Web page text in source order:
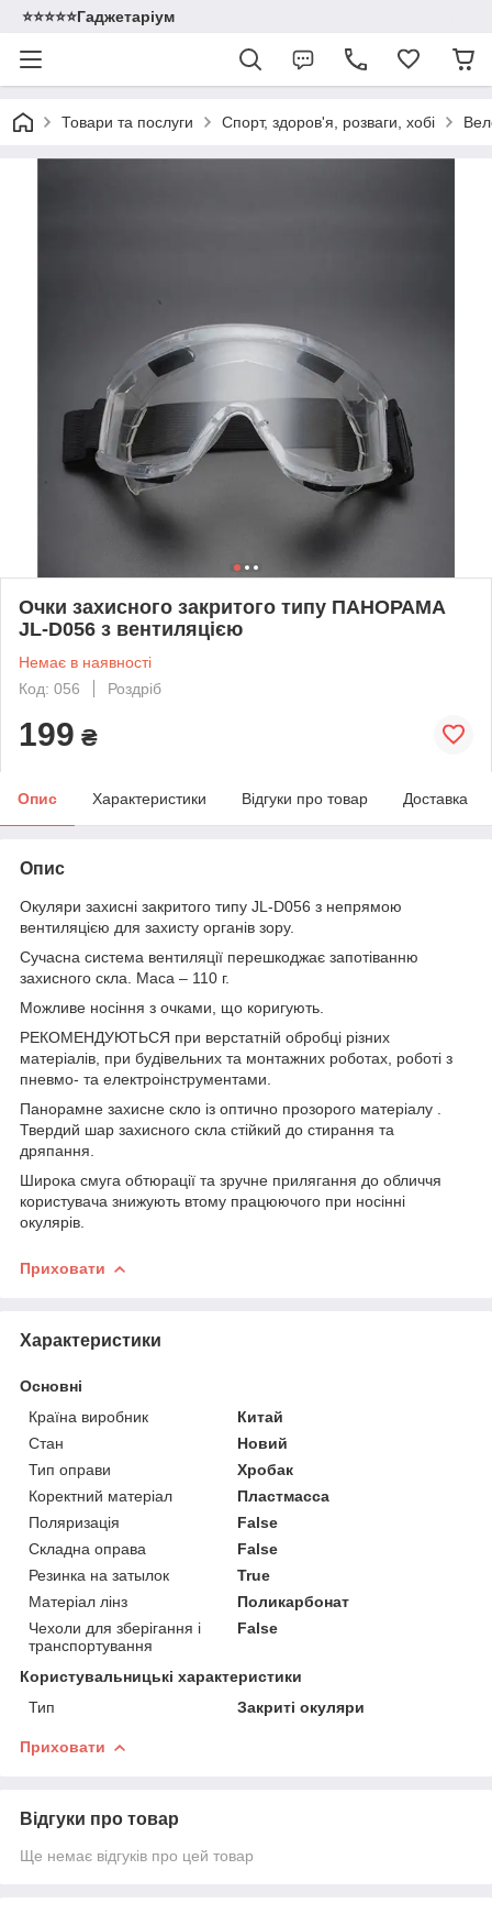
⭐️⭐️⭐️⭐️⭐️Гаджетаріум
Товари та послуги Спорт, здоров'я, розваги, хобі
Очки захисного закритого типу ПАНОРАМА
JL-D056 з вентиляцією
Немає в наявності
Код: 056
Роздріб
199 ₴
Опис Характеристики Відгуки про товар Доставка
Опис
Окуляри захисні закритого типу JL-D056 з непрямою
вентиляцією для захисту органів зору.
Сучасна система вентиляції перешкоджає запотіванню
захисного скла. Маса – 110 г.
Можливе носіння з очками, що коригують.
РЕКОМЕНДУЮТЬСЯ при верстатній обробці різних
матеріалів, при будівельних та монтажних роботах, роботі з
пневмо- та електроінструментами.
Панорамне захисне скло із оптично прозорого матеріалу .
Твердий шар захисного скла стійкий до стирання та
дряпання.
Широка смуга обтюрації та зручне прилягання до обличчя
користувача знижують втому працюючого при носінні
окулярів.
Приховати
Характеристики
Основні
Країна виробник
Китай
Стан
Новий
Тип оправи
Хробак
Коректний матеріал
Пластмасса
Поляризація
False
Складна оправа
False
Резинка на затылок
True
Матеріал лінз
Поликарбонат
Чехоли для зберігання і
транспортування
False
Користувальницькі характеристики
Тип
Закриті окуляри
Приховати
Відгуки про товар
Ще немає відгуків про цей товар